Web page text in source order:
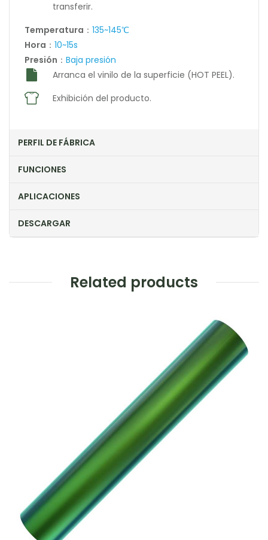
transferir.
Temperatura ： 135~145℃
Hora ： 10~15s
Presión ： Baja presión
Arranca el vinilo de la superficie (HOT PEEL).
Exhibición del producto.
PERFIL DE FÁBRICA
FUNCIONES
APLICACIONES
DESCARGAR
Related products